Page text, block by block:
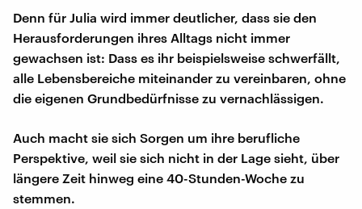
Denn für Julia wird immer deutlicher, dass sie den
Herausforderungen ihres Alltags nicht immer
gewachsen ist: Dass es ihr beispielsweise schwerfällt,
alle Lebensbereiche miteinander zu vereinbaren, ohne
die eigenen Grundbedürfnisse zu vernachlässigen.
Auch macht sie sich Sorgen um ihre berufliche
Perspektive, weil sie sich nicht in der Lage sieht, über
längere Zeit hinweg eine 40-Stunden-Woche zu
stemmen.